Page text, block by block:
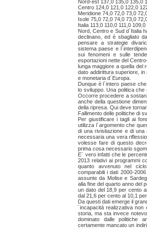
Nord-est 137,0 135,0 135,0
Centro 124,0 121,0 122,0
Meridione 74,0 72,0 73,0
Isole 75,0 72,0 74,0 73,0
Italia 113,0 110,0 111,0
Nord, Centro e Sud d´Italia
declinano, ed è sbagliato
pensare a strategie
sistema paese e
sui fenomeni e sulle
esportazioni nette del
lunga maggiore a quella del
dato addirittura superiore, in
e monetaria d´Europa.
Dunque è l´intero paese
lo sviluppo. Una politica
Occorre procedere a
anche della questione
della ripresa. Qui deve
Fallimento delle politiche di
Per giustificare i tagli ai
utilizza l´argomento che
di una rivisitazione e di
necessaria una vera
volesse fare di questo
prima cosa necessario
E´ vero infatti che le
2013 relativi ai programmi
quanto avvenuto nel
comparabili i dati 2000-
assunte da Molise e
alla fine del quarto anno del
un dato del 18,9 per cento
dal 21,6 per cento al 10,1
Da questi dati emerge il
´incapacità realizzativa
storia, ma sta invece
dominato dalle politiche
certamente mancato un